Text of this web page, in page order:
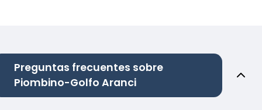
Preguntas frecuentes sobre
Piombino-Golfo Aranci